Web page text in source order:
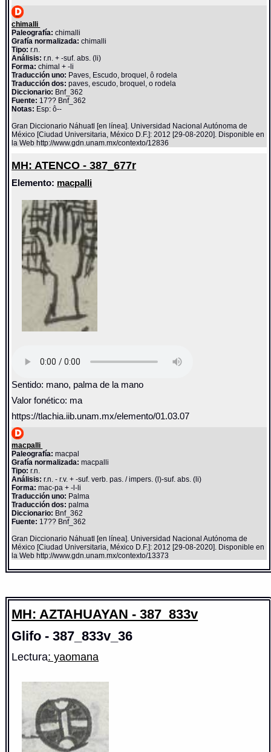
chimalli
Paleografía: chimalli
Grafía normalizada: chimalli
Tipo: r.n.
Análisis: r.n. + -suf. abs. (li)
Forma: chimal + -li
Traducción uno: Paves, Escudo, broquel, ô rodela
Traducción dos: paves, escudo, broquel, o rodela
Diccionario: Bnf_362
Fuente: 17?? Bnf_362
Notas: Esp: ô--
Gran Diccionario Náhuatl [en línea]. Universidad Nacional Autónoma de
México [Ciudad Universitaria, México D.F.]: 2012 [29-08-2020]. Disponible en
la Web http://www.gdn.unam.mx/contexto/12836
MH: ATENCO - 387_677r
Elemento: macpalli
Sentido: mano, palma de la mano
Valor fonético: ma
https://tlachia.iib.unam.mx/elemento/01.03.07
macpalli
Paleografía: macpal
Grafía normalizada: macpalli
Tipo: r.n.
Análisis: r.n. - r.v. + -suf. verb. pas. / impers. (l)-suf. abs. (li)
Forma: mac-pa + -l-li
Traducción uno: Palma
Traducción dos: palma
Diccionario: Bnf_362
Fuente: 17?? Bnf_362
Gran Diccionario Náhuatl [en línea]. Universidad Nacional Autónoma de
México [Ciudad Universitaria, México D.F.]: 2012 [29-08-2020]. Disponible en
la Web http://www.gdn.unam.mx/contexto/13373
MH: AZTAHUAYAN - 387_833v
Glifo - 387_833v_36
Lectura: yaomana